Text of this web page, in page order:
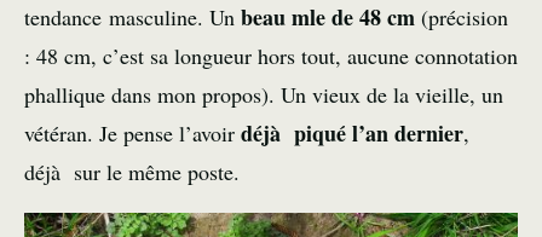
tendance masculine. Un beau mle de 48 cm (précision
: 48 cm, c’est sa longueur hors tout, aucune connotation
phallique dans mon propos). Un vieux de la vieille, un
vétéran. Je pense l’avoir déjà piqué l’an dernier,
déjà sur le même poste.